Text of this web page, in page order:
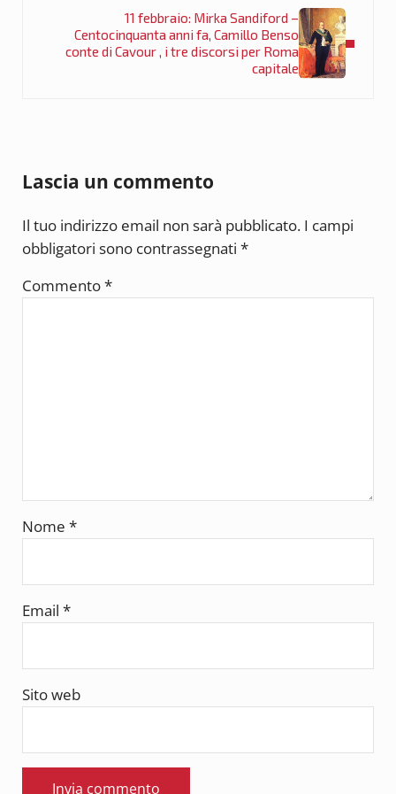
11 febbraio: Mirka Sandiford –
Centocinquanta anni fa, Camillo Benso
conte di Cavour , i tre discorsi per Roma
capitale
Lascia un commento
Il tuo indirizzo email non sarà pubblicato. I campi
obbligatori sono contrassegnati *
Commento*
Nome *
Email *
Sito web